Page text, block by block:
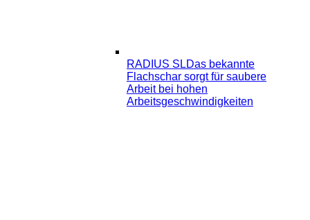
RADIUS SLDas bekannte
Flachschar sorgt für saubere
Arbeit bei hohen
Arbeitsgeschwindigkeiten